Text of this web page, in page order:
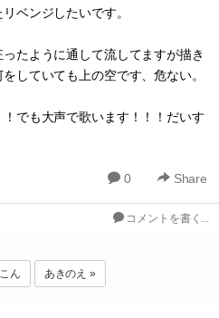
ベンジしたいです。
たように通して流してますが描き
していても上の空です、危ない。
でも大声で歌います！！！だいす
0 Share
コメントを書く...
ん あきのえ »